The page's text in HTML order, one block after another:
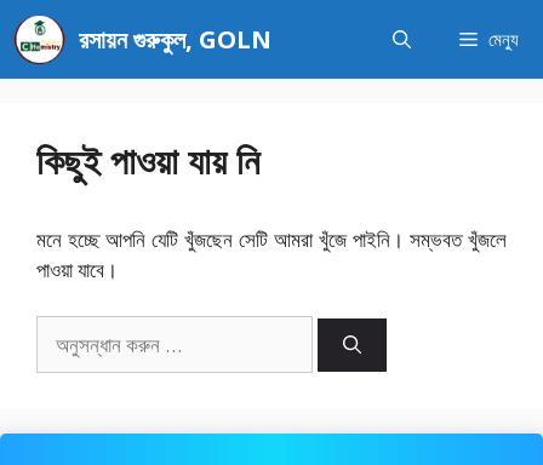
এড়িেয়
লেখায়
যান
রসায়ন গুরুকুল, GOLN মেন্যু
কিছুই পাওয়া যায় নি
মনে হচ্ছে আপনি যেটি খুঁজছেন সেটি আমরা খুঁজে পাইনি। সম্ভবত খুঁজলে
পাওয়া যাবে।